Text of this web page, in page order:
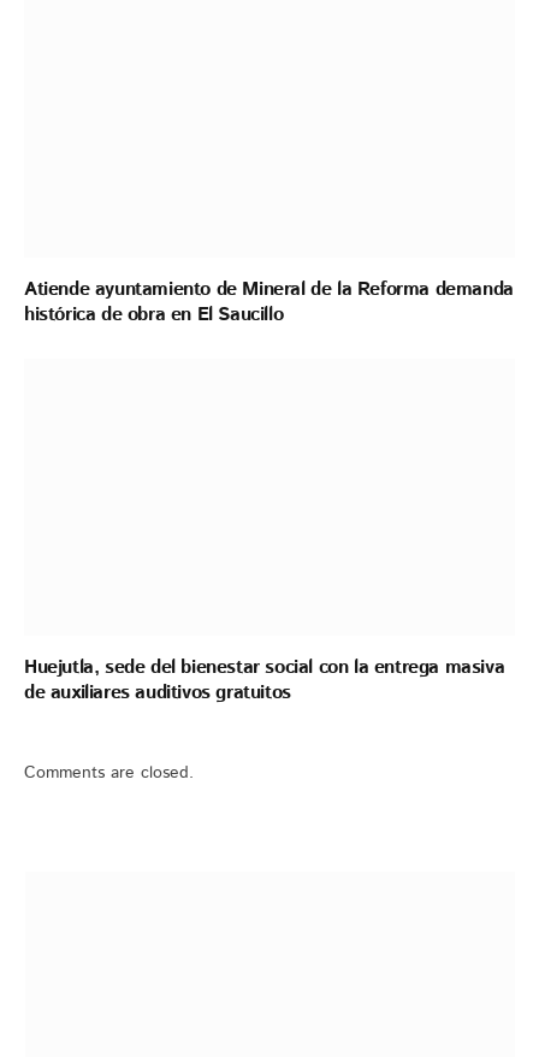
Atiende ayuntamiento de Mineral de la Reforma demanda
histórica de obra en El Saucillo
Huejutla, sede del bienestar social con la entrega masiva
de auxiliares auditivos gratuitos
Comments are closed.